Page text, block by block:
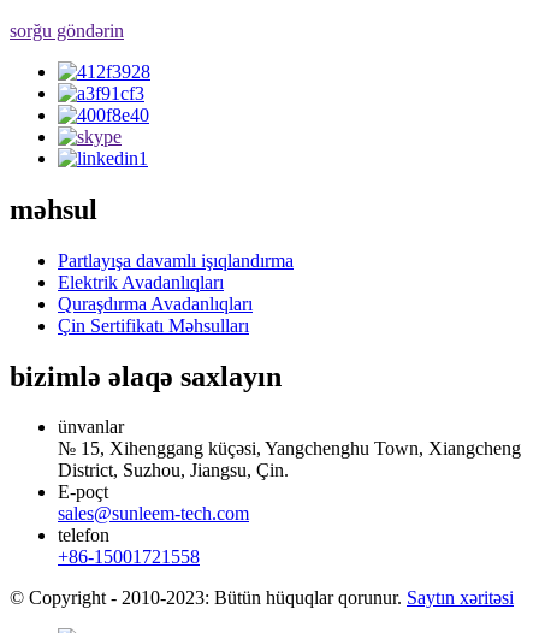
sorğu göndərin
məhsul
Partlayışa davamlı işıqlandırma
Elektrik Avadanlıqları
Quraşdırma Avadanlıqları
Çin Sertifikatı Məhsulları
bizimlə əlaqə saxlayın
ünvanlar
№ 15, Xihenggang küçəsi, Yangchenghu Town, Xiangcheng
District, Suzhou, Jiangsu, Çin.
E-poçt
sales@sunleem-tech.com
telefon
+86-15001721558
© Copyright - 2010-2023: Bütün hüquqlar qorunur. Saytın xəritəsi